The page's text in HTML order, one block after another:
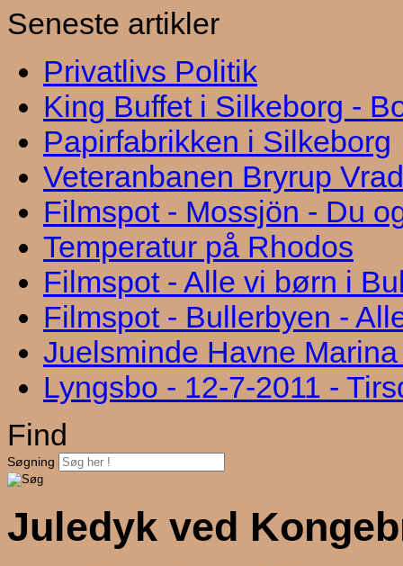
Seneste artikler
Privatlivs Politik
King Buffet i Silkeborg -
Papirfabrikken i Silkeborg
Veteranbanen Bryrup
Filmspot - Mossjön - Du
Temperatur på Rhodos
Filmspot - Alle vi børn i
Filmspot - Bullerbyen -
Juelsminde Havne
Lyngsbo - 12-7-2011 -
Find
Søgning
Juledyk ved